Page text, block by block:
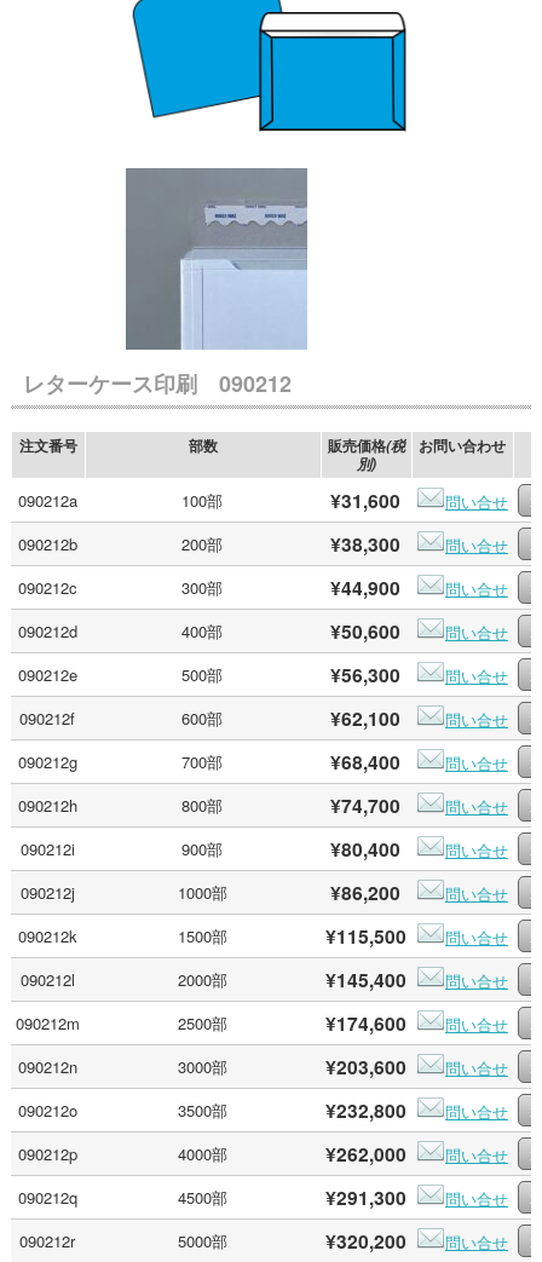
レターケース印刷 090212
注文番号 部数 販売価格(税
別)
お問い合わせ
090212a 100部 ¥31,600
問い合せ
090212b
200部 ¥38,300
問い合せ
090212c
300部 ¥44,900
問い合せ
090212d
400部 ¥50,600
問い合せ
090212e
500部 ¥56,300
問い合せ
090212f
600部 ¥62,100
問い合せ
090212g
700部 ¥68,400
問い合せ
090212h
800部 ¥74,700
問い合せ
090212i
900部 ¥80,400
問い合せ
090212j
1000部 ¥86,200
問い合せ
090212k
1500部 ¥115,500
問い合せ
090212l
2000部 ¥145,400
問い合せ
090212m
2500部 ¥174,600
問い合せ
090212n
3000部 ¥203,600
問い合せ
090212o
3500部 ¥232,800
問い合せ
090212p
4000部 ¥262,000
問い合せ
090212q
4500部 ¥291,300
問い合せ
090212r
5000部 ¥320,200
問い合せ